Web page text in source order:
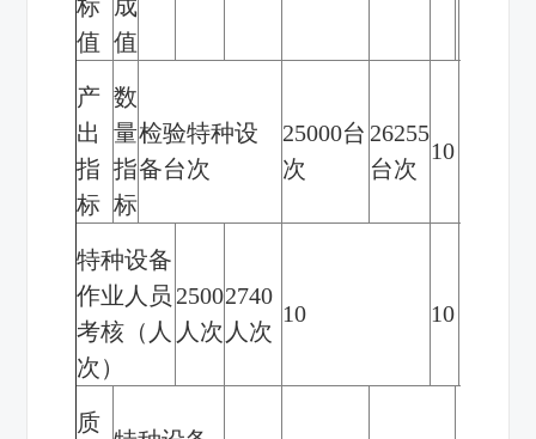
标
值
成
值
产
出
指
标
数
量
指
标
检验特种设
备台次
25000台
次
26255
台次
10
特种设备
作业人员
考核（人
次）
2500
人次
2740
人次
10 10
质